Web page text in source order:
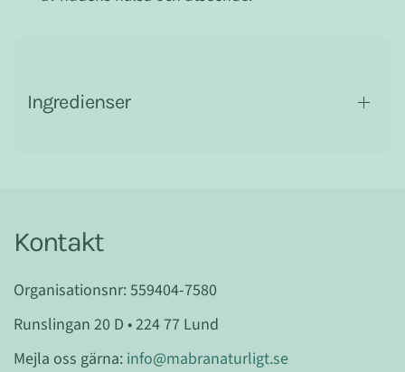
Ingredienser
Kontakt
Organisationsnr: 559404-7580
Runslingan 20 D • 224 77 Lund
Mejla oss gärna: info@mabranaturligt.se